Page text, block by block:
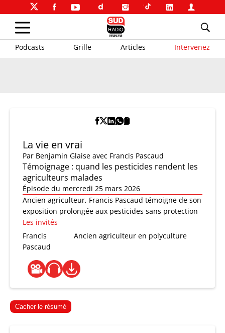
Podcasts Grille Articles Intervenez
La vie en vrai
Par Benjamin Glaise avec Francis Pascaud
Témoignage : quand les pesticides rendent les
agriculteurs malades
Épisode du mercredi 25 mars 2026
Ancien agriculteur, Francis Pascaud témoigne de son
exposition prolongée aux pesticides sans protection
Les invités
Francis
Pascaud
Ancien agriculteur en polyculture
Cacher le résumé